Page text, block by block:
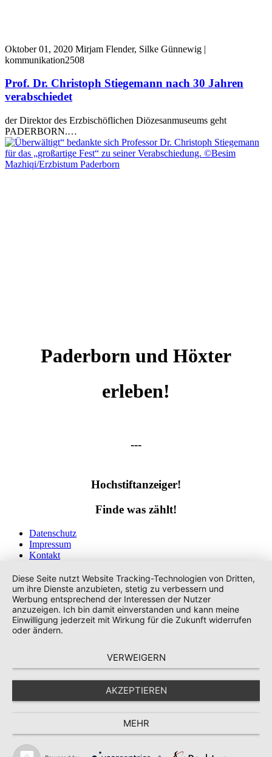
Oktober 01, 2020 Mirjam Flender, Silke Günnewig |
kommunikation2508
Prof. Dr. Christoph Stiegemann nach 30 Jahren
verabschiedet
der Direktor des Erzbischöflichen Diözesanmuseums geht
PADERBORN.…
Paderborn und Höxter
erleben!
---
Hochstiftanzeiger!
Finde was zählt!
Datenschutz
Impressum
Kontakt
Diese Seite nutzt Website Tracking-Technologien von Dritten,
um ihre Dienste anzubieten, stetig zu verbessern und
Werbung entsprechend der Interessen der Nutzer
anzuzeigen. Ich bin damit einverstanden und kann meine
Einwilligung jederzeit mit Wirkung für die Zukunft widerrufen
oder ändern.
VERWEIGERN
AKZEPTIEREN
MEHR